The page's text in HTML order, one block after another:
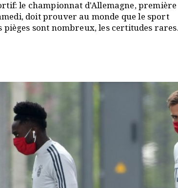
le championnat d'Allemagne, première
doit prouver au monde que le sport
sont nombreux, les certitudes rares.